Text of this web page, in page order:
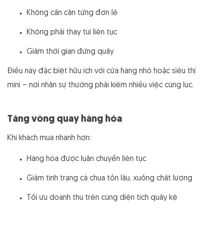
Không cần cân từng đơn lẻ
Không phải thay túi liên tục
Giảm thời gian đứng quầy
Điều này đặc biệt hữu ích với cửa hàng nhỏ hoặc siêu thị
mini – nơi nhân sự thường phải kiêm nhiều việc cùng lúc.
Tăng vòng quay hàng hóa
Khi khách mua nhanh hơn:
Hàng hóa được luân chuyển liên tục
Giảm tình trạng cà chua tồn lâu, xuống chất lượng
Tối ưu doanh thu trên cùng diện tích quầy kệ